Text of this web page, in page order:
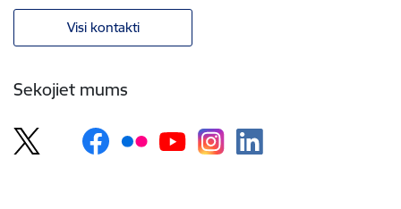
Visi kontakti
Sekojiet mums